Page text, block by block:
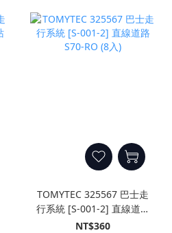
TOMYTEC 325567 巴士走
行系統 [S-001-2] 直線道路
S70-RO (8入)
NT$360